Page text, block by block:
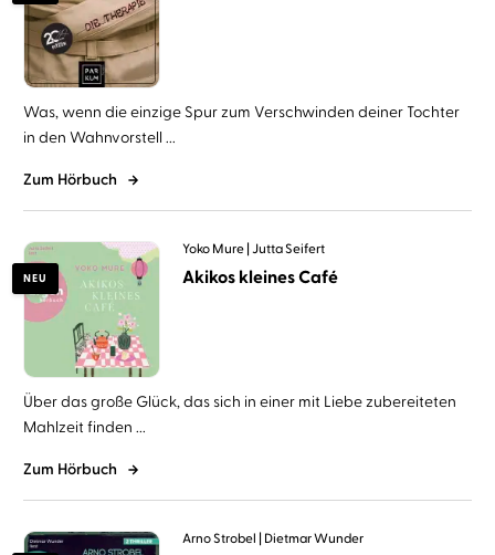
Was, wenn die einzige Spur zum Verschwinden deiner Tochter
in den Wahnvorstell ...
Zum Hörbuch
NEU
Yoko Mure Jutta Seifert
Akikos kleines Café
Über das große Glück, das sich in einer mit Liebe zubereiteten
Mahlzeit finden ...
Zum Hörbuch
Arno Strobel Dietmar Wunder